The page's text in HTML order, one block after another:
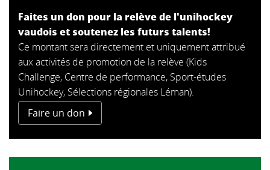
Faites un don pour la relève de l'unihockey
vaudois et soutenez les futurs talents!
Ce montant sera directement et uniquement attribué
aux activités de promotion de la relève (Kids
Challenge, Centre de performance, Sport-études
Unihockey, Sélections régionales Léman).
Faire un don